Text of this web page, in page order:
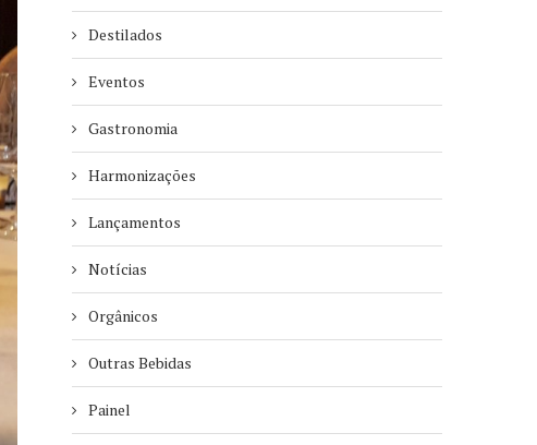
Destilados
Eventos
Gastronomia
Harmonizações
Lançamentos
Notícias
Orgânicos
Outras Bebidas
Painel